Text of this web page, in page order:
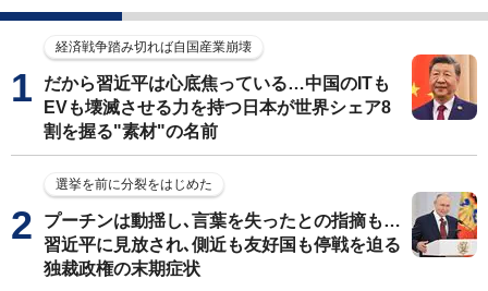
経済戦争踏み切れば自国産業崩壊
だから習近平は心底焦っている…中国のITも
EVも壊滅させる力を持つ日本が世界シェア8
割を握る"素材"の名前
選挙を前に分裂をはじめた
プーチンは動揺し､言葉を失ったとの指摘も…
習近平に見放され､側近も友好国も停戦を迫る
独裁政権の末期症状